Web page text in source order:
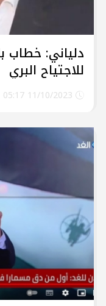
دلياني: خطاب
للاجتياح البري